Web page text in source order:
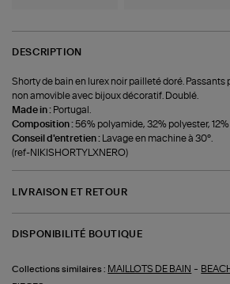
DESCRIPTION
Shorty de bain en lurex noir pailleté doré.
non amovible avec bijoux décoratif. Doublé.
Made in : Portugal.
Composition :56% polyamide, 32% polyester,
Conseil d'entretien :
Lavage en machine à 30°.
(ref-NIKISHORTYLXNERO)
LIVRAISON ET RETOUR
DISPONIBILITÉ BOUTIQUE
Collections similaires : MAILLOTS DE BAIN -